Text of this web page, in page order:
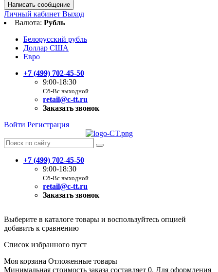
Написать сообщение
Личный кабинет Выход
Валюта: Рубль
Белорусский рубль
Доллар США
Евро
+7 (499) 702-45-50
9:00-18:30
Сб-Вс выходной
retail@c-tt.ru
Заказать звонок
Войти Регистрация
+7 (499) 702-45-50
9:00-18:30
Сб-Вс выходной
retail@c-tt.ru
Заказать звонок
Выберите в каталоге товары и воспользуйтесь опцией
добавить к сравнению
Список избранного пуст
Моя корзина Отложенные товары
Минимальная стоимость заказа составляет 0. Для оформления